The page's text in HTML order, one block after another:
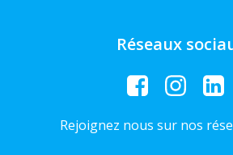
Réseaux
Rejoignez nous sur nos